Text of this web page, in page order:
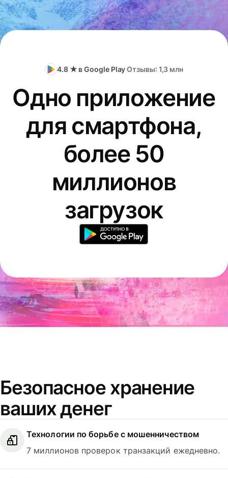
4.8 ★ в Google PlayОтзывы: 1,3 млн
Одно приложение
для смартфона,
более 50
миллионов
загрузок
Безопасное хранение
ваших денег
Технологии по борьбе с мошенничеством
7 миллионов проверок транзакций ежедневно.